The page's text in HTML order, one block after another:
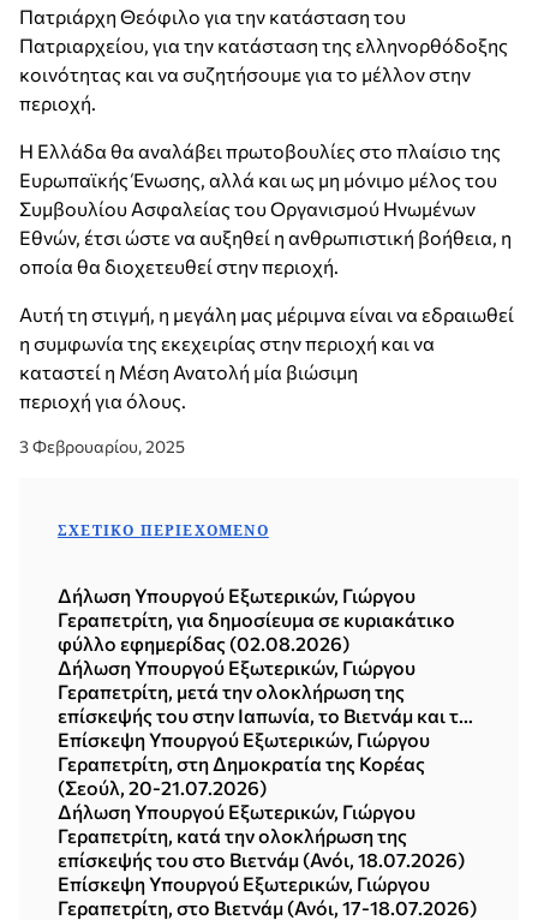
Πατριάρχη Θεόφιλο για την κατάσταση του
Πατριαρχείου, για την κατάσταση της ελληνορθόδοξης
κοινότητας και να συζητήσουμε για το μέλλον στην
περιοχή.
Η Ελλάδα θα αναλάβει πρωτοβουλίες στο πλαίσιο της
Ευρωπαϊκής Ένωσης, αλλά και ως μη μόνιμο μέλος του
Συμβουλίου Ασφαλείας του Οργανισμού Ηνωμένων
Εθνών, έτσι ώστε να αυξηθεί η ανθρωπιστική βοήθεια, η
οποία θα διοχετευθεί στην περιοχή.
Αυτή τη στιγμή, η μεγάλη μας μέριμνα είναι να εδραιωθεί
η συμφωνία της εκεχειρίας στην περιοχή και να
καταστεί η Μέση Ανατολή μία βιώσιμη
περιοχή για όλους.
3 Φεβρουαρίου, 2025
ΣΧΕΤΙΚΌ ΠΕΡΙΕΧΌΜΕΝΟ
Δήλωση Υπουργού Εξωτερικών, Γιώργου
Γεραπετρίτη, για δημοσίευμα σε κυριακάτικο
φύλλο εφημερίδας (02.08.2026)
Δήλωση Υπουργού Εξωτερικών, Γιώργου
Γεραπετρίτη, μετά την ολοκλήρωση της
επίσκεψής του στην Ιαπωνία, το Βιετνάμ και τη
Δημοκρατία της Κορέας (Σεούλ, 21.07.2026)
Επίσκεψη Υπουργού Εξωτερικών, Γιώργου
Γεραπετρίτη, στη Δημοκρατία της Κορέας
(Σεούλ, 20-21.07.2026)
Δήλωση Υπουργού Εξωτερικών, Γιώργου
Γεραπετρίτη, κατά την ολοκλήρωση της
επίσκεψής του στο Βιετνάμ (Ανόι, 18.07.2026)
Επίσκεψη Υπουργού Εξωτερικών, Γιώργου
Γεραπετρίτη, στο Βιετνάμ (Ανόι, 17-18.07.2026)